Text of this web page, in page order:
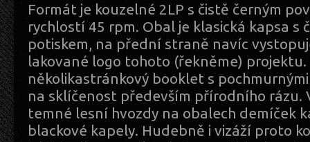
Formát je kouzelné 2LP s čistě černým
rychlostí 45 rpm. Obal je klasická kapsa s
potiskem, na přední straně navíc
lakované logo tohoto (řekněme)
několikastránkový booklet s
na sklíčenost především přírodního rázu.
temné lesní hvozdy na obalech demíček
blackové kapely. Hudebně i vizáží proto